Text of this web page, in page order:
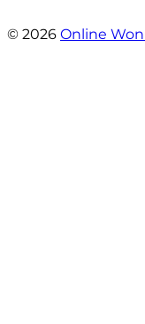
© 2026 Online